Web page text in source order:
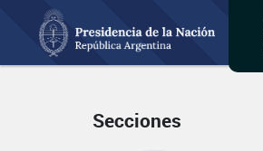
Secciones